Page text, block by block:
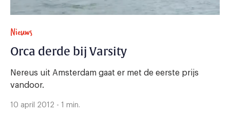
Nieuws
Orca derde bij Varsity
Nereus uit Amsterdam gaat er met de eerste prijs
vandoor.
10 april 2012 - 1 min.